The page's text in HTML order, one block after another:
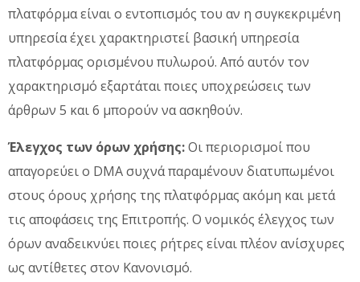
πλατφόρμα είναι ο εντοπισμός του αν η συγκεκριμένη
υπηρεσία έχει χαρακτηριστεί βασική υπηρεσία
πλατφόρμας ορισμένου πυλωρού. Από αυτόν τον
χαρακτηρισμό εξαρτάται ποιες υποχρεώσεις των
άρθρων 5 και 6 μπορούν να ασκηθούν.
Έλεγχος των όρων χρήσης:Οι περιορισμοί που
απαγορεύει ο DMA συχνά παραμένουν διατυπωμένοι
στους όρους χρήσης της πλατφόρμας ακόμη και μετά
τις αποφάσεις της Επιτροπής. Ο νομικός έλεγχος των
όρων αναδεικνύει ποιες ρήτρες είναι πλέον ανίσχυρες
ως αντίθετες στον Κανονισμό.